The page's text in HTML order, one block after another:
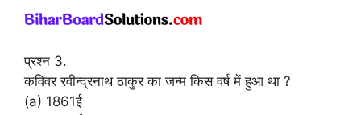
प्रश्न 3.
कविवर रवीन्द्रनाथ ठाकुर का जन्म किस वर्ष में हुआ था ?
(a) 1861ई